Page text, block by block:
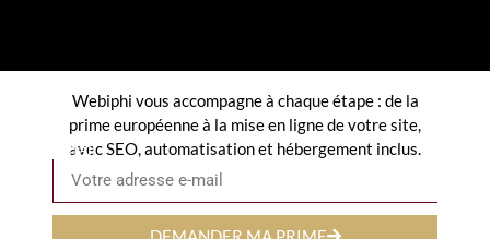
Webiphi vous accompagne à chaque étape : de la
prime européenne à la mise en ligne de votre site,
avec SEO, automatisation et hébergement inclus.
Email